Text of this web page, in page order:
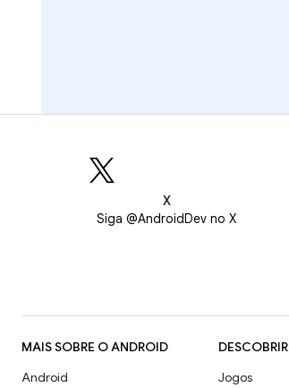
X
Siga @AndroidDev no X
MAIS SOBRE O ANDROID
Android
DESCOBRIR
Jogos